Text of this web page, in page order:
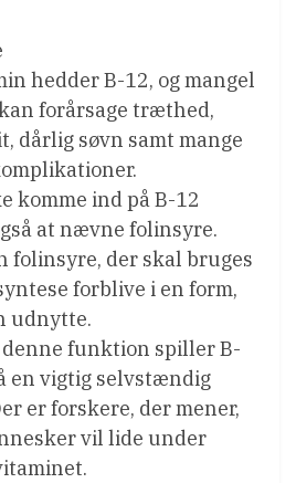
hedder B-12, og mangel
forårsage træthed,
dårlig søvn samt mange
komme ind på B-12
at nævne folinsyre.
folinsyre, der skal bruges
forblive i en form,
udnytte.
denne funktion spiller B-
en vigtig selvstændig
er forskere, der mener,
vil lide under